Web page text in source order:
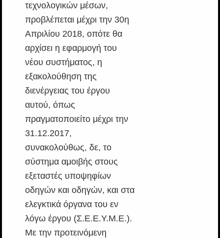
τεχνολογικών μέσων,
προβλέπεται μέχρι την 30η
Απριλίου 2018, οπότε θα
αρχίσει η εφαρμογή του
νέου συστήματος, η
εξακολούθηση της
διενέργειας του έργου
αυτού, όπως
πραγματοποιείτο μέχρι την
31.12.2017,
συνακολούθως, δε, το
σύστημα αμοιβής στους
εξεταστές υποψηφίων
οδηγών και οδηγών, και στα
ελεγκτικά όργανα του εν
λόγω έργου (Σ.Ε.Ε.Υ.Μ.Ε.).
Με την προτεινόμενη